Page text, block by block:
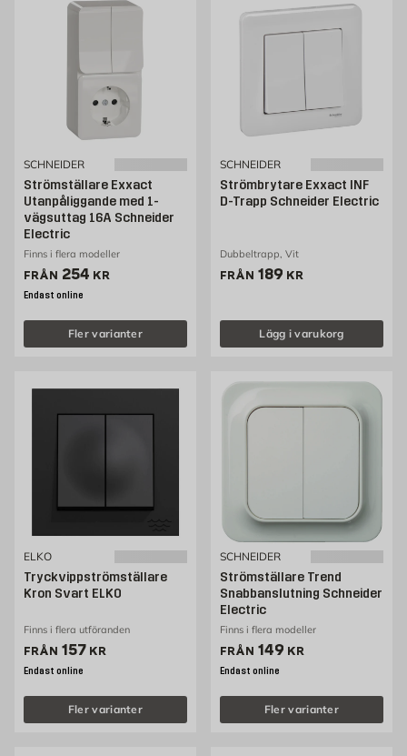
SCHNEIDER
Strömställare Exxact
Utanpåliggande med 1-
vägsuttag 16A Schneider
Electric
Finns i flera modeller
FRÅN Pris 254 kr
254 KR
Endast online
Fler varianter
SCHNEIDER
Strömbrytare Exxact INF
D-Trapp Schneider Electric
Dubbeltrapp, Vit
FRÅN Pris 189 kr
189 KR
Lägg i varukorg
ELKO
Tryckvippströmställare
Kron Svart ELKO
Finns i flera utföranden
FRÅN Pris 157 kr
157 KR
Endast online
Fler varianter
SCHNEIDER
Strömställare Trend
Snabbanslutning Schneider
Electric
Finns i flera modeller
FRÅN Pris 149 kr
149 KR
Endast online
Fler varianter